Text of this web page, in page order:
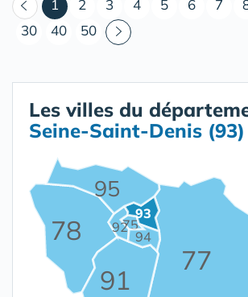
1 (courant)
2 3 4 5 6 7
30
40 50
Les villes du
Seine-Saint-Denis (93)
75
77
78
91
92
93
94
95